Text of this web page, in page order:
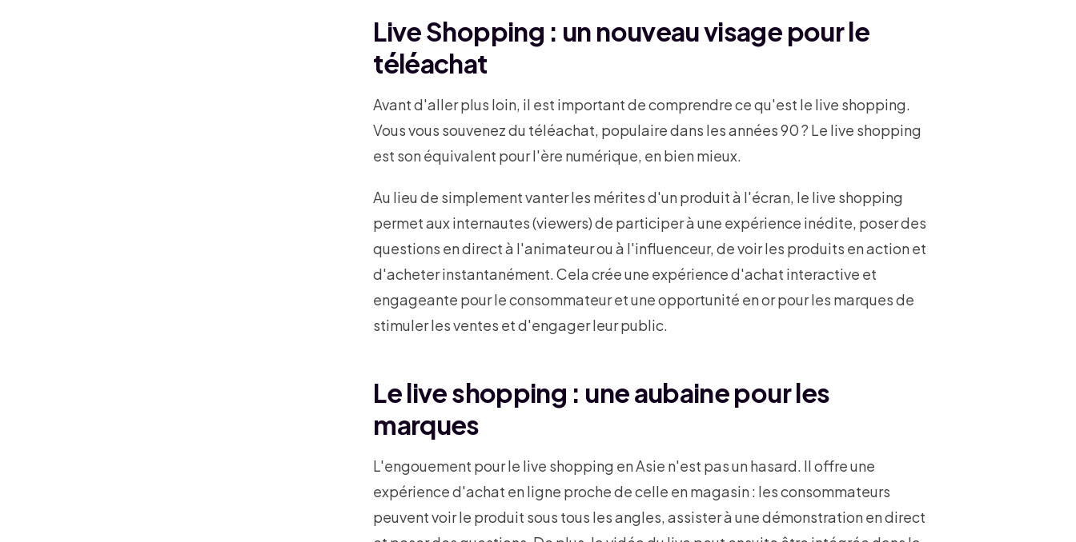
Live Shopping : un nouveau visage pour le
téléachat
Avant d'aller plus loin, il est important de comprendre ce qu'est le live shopping.
Vous vous souvenez du téléachat, populaire dans les années 90 ? Le live shopping
est son équivalent pour l'ère numérique, en bien mieux.
Au lieu de simplement vanter les mérites d'un produit à l'écran, le live shopping
permet aux internautes (viewers) de participer à une expérience inédite, poser des
questions en direct à l'animateur ou à l'influenceur, de voir les produits en action et
d'acheter instantanément. Cela crée une expérience d'achat interactive et
engageante pour le consommateur et une opportunité en or pour les marques de
stimuler les ventes et d'engager leur public.
Le live shopping : une aubaine pour les
marques
L'engouement pour le live shopping en Asie n'est pas un hasard. Il offre une
expérience d'achat en ligne proche de celle en magasin : les consommateurs
peuvent voir le produit sous tous les angles, assister à une démonstration en direct